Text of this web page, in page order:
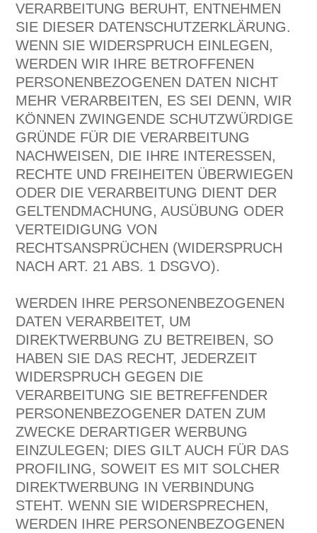
VERARBEITUNG BERUHT, ENTNEHMEN
SIE DIESER DATENSCHUTZERKLÄRUNG.
WENN SIE WIDERSPRUCH EINLEGEN,
WERDEN WIR IHRE BETROFFENEN
PERSONENBEZOGENEN DATEN NICHT
MEHR VERARBEITEN, ES SEI DENN, WIR
KÖNNEN ZWINGENDE SCHUTZWÜRDIGE
GRÜNDE FÜR DIE VERARBEITUNG
NACHWEISEN, DIE IHRE INTERESSEN,
RECHTE UND FREIHEITEN ÜBERWIEGEN
ODER DIE VERARBEITUNG DIENT DER
GELTENDMACHUNG, AUSÜBUNG ODER
VERTEIDIGUNG VON
RECHTSANSPRÜCHEN (WIDERSPRUCH
NACH ART. 21 ABS. 1 DSGVO).
WERDEN IHRE PERSONENBEZOGENEN
DATEN VERARBEITET, UM
DIREKTWERBUNG ZU BETREIBEN, SO
HABEN SIE DAS RECHT, JEDERZEIT
WIDERSPRUCH GEGEN DIE
VERARBEITUNG SIE BETREFFENDER
PERSONENBEZOGENER DATEN ZUM
ZWECKE DERARTIGER WERBUNG
EINZULEGEN; DIES GILT AUCH FÜR DAS
PROFILING, SOWEIT ES MIT SOLCHER
DIREKTWERBUNG IN VERBINDUNG
STEHT. WENN SIE WIDERSPRECHEN,
WERDEN IHRE PERSONENBEZOGENEN